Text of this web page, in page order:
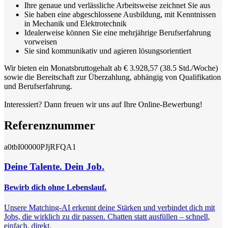
Ihre genaue und verlässliche Arbeitsweise zeichnet Sie aus
Sie haben eine abgeschlossene Ausbildung, mit Kenntnissen
in Mechanik und Elektrotechnik
Idealerweise können Sie eine mehrjährige Berufserfahrung
vorweisen
Sie sind kommunikativ und agieren lösungsorientiert
Wir bieten ein Monatsbruttogehalt ab € 3.928,57 (38.5 Std./Woche)
sowie die Bereitschaft zur Überzahlung, abhängig von Qualifikation
und Berufserfahrung.
Interessiert? Dann freuen wir uns auf Ihre Online-Bewerbung!
Referenznummer
a0tbI00000PJjRFQA1
Deine Talente. Dein Job.
Bewirb dich ohne Lebenslauf.
Unsere Matching-AI erkennt deine Stärken und verbindet dich mit
Jobs, die wirklich zu dir passen. Chatten statt ausfüllen – schnell,
einfach, direkt.